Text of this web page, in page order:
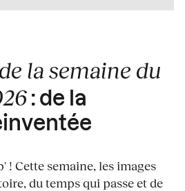
la semaine du
: de la
! Cette semaine, les images
du temps qui passe et de